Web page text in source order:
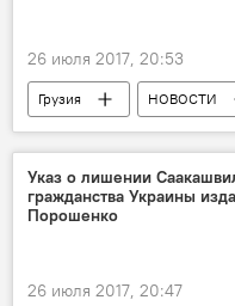
26 июля 2017, 20:53
Грузия
НОВОСТИ
ПРОИСШЕСТВИЯ
Указ о лишении
гражданства Украины
Порошенко
26 июля 2017, 20:47